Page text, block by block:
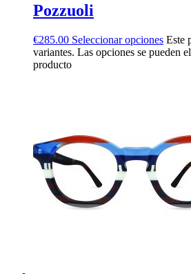
Pozzuoli
€285.00 Seleccionar opciones Este
variantes. Las opciones se pueden
producto